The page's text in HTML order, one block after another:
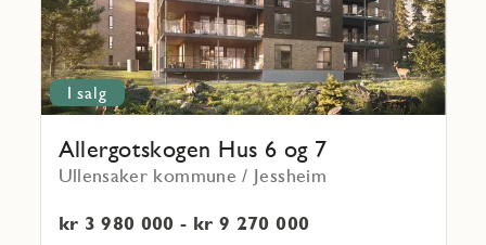
I salg
Allergotskogen Hus 6 og 7
Ullensaker kommune / Jessheim
kr 3 980 000 - kr 9 270 000